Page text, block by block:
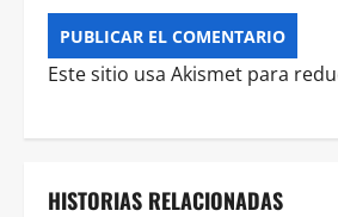
Este sitio usa Akismet para
HISTORIAS RELACIONADAS